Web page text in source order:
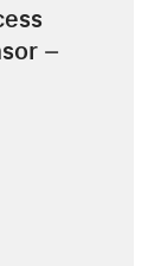
–